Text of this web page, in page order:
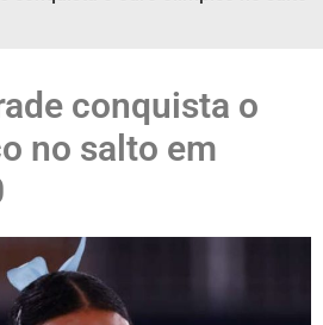
conquista o
no salto em